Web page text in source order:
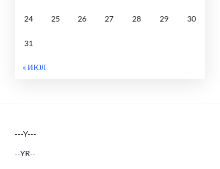
24 25 26 27 28 29 30
31
« ИЮЛ
---Y---
--YR--